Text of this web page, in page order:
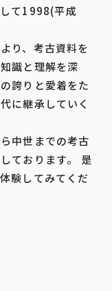
て1998(平成
り、考古資料を
識と理解を深
誇りと愛着をた
に継承していく
中世までの考古
ております。 是
験してみてくだ